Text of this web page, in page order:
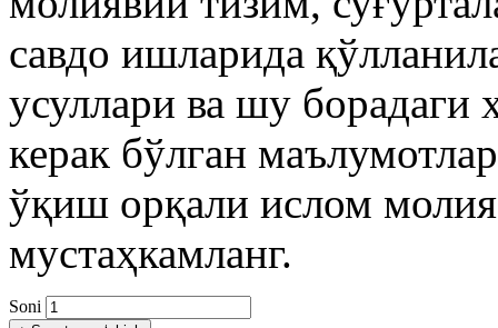
савдо ишларида
усуллари ва шу
керак бўлган
ўқиш орқали ислом
мустаҳкамланг.
Soni